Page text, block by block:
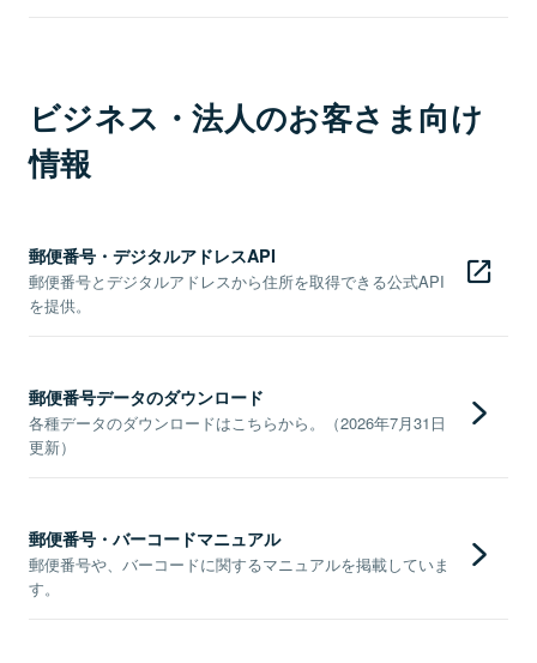
ビジネス・法人のお客さま向け
情報
郵便番号・デジタルアドレスAPI
郵便番号とデジタルアドレスから住所を取得できる公式API
を提供。
郵便番号データのダウンロード
各種データのダウンロードはこちらから。（2026年7月31日
更新）
郵便番号・バーコードマニュアル
郵便番号や、バーコードに関するマニュアルを掲載していま
す。